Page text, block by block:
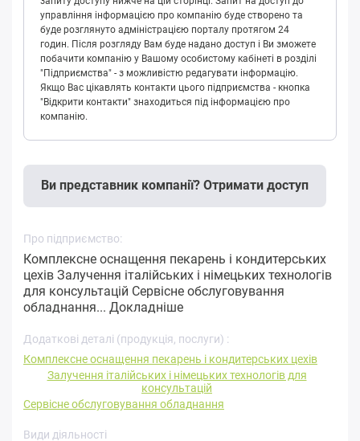
управління інформацією про компанію буде створено та
буде розглянуто адміністрацією порталу протягом 24
годин. Після розгляду Вам буде надано доступ і Ви зможете
побачити компанію у Вашому особистому кабінеті в розділі
"Підприємства" - з можливістю редагувати інформацію.
Якщо Вас цікавлять контакти цього підприємства - кнопка
"Відкрити контакти" знаходиться під інформацією про
компанію.
Ви представник компанії? Отримати доступ
Про підприємство:
Комплексне оснащення пекарень і кондитерських
цехів Залучення італійських і німецьких технологів
для консультацій Сервісне обслуговування
обладнання... Докладніше
Додаткові деталі (продукція, послуги) :
Комплексне оснащення пекарень і кондитерських цехів
Залучення італійських і німецьких технологів для
консультацій
Сервісне обслуговування обладнання
Види діяльності